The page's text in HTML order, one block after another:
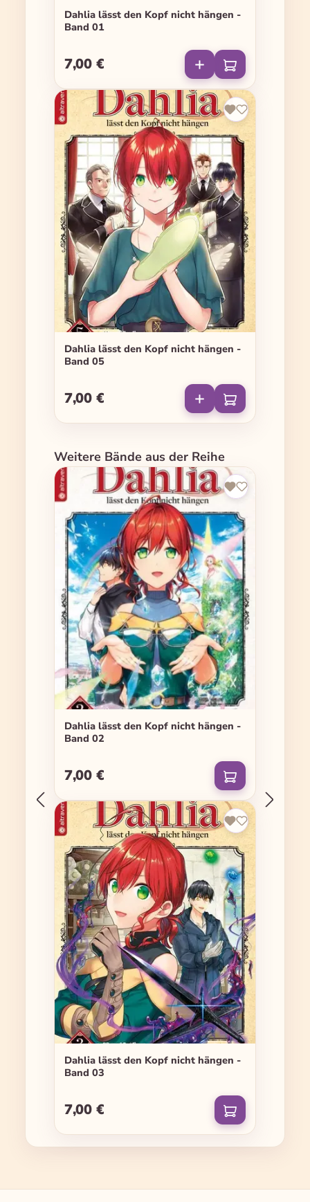
Dahlia lässt den Kopf nicht hängen -
Band 01
Regulärer Preis:
7,00 €
Dahlia lässt den Kopf nicht hängen -
Band 05
Regulärer Preis:
7,00 €
Produktgalerie überspringen
Weitere Bände aus der Reihe
Dahlia lässt den Kopf nicht hängen -
Band 02
Regulärer Preis:
7,00 €
Dahlia lässt den Kopf nicht hängen -
Band 03
Regulärer Preis:
7,00 €